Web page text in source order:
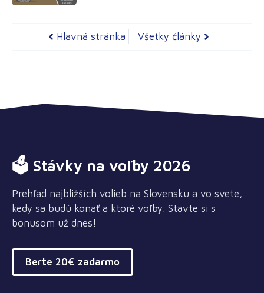
Hlavná stránka Všetky články
🗳 Stávky na voľby 2026
Prehľad najbližších volieb na Slovensku a vo svete,
kedy sa budú konať a ktoré voľby. Stavte si s
bonusom už dnes!
Berte 20€ zadarmo